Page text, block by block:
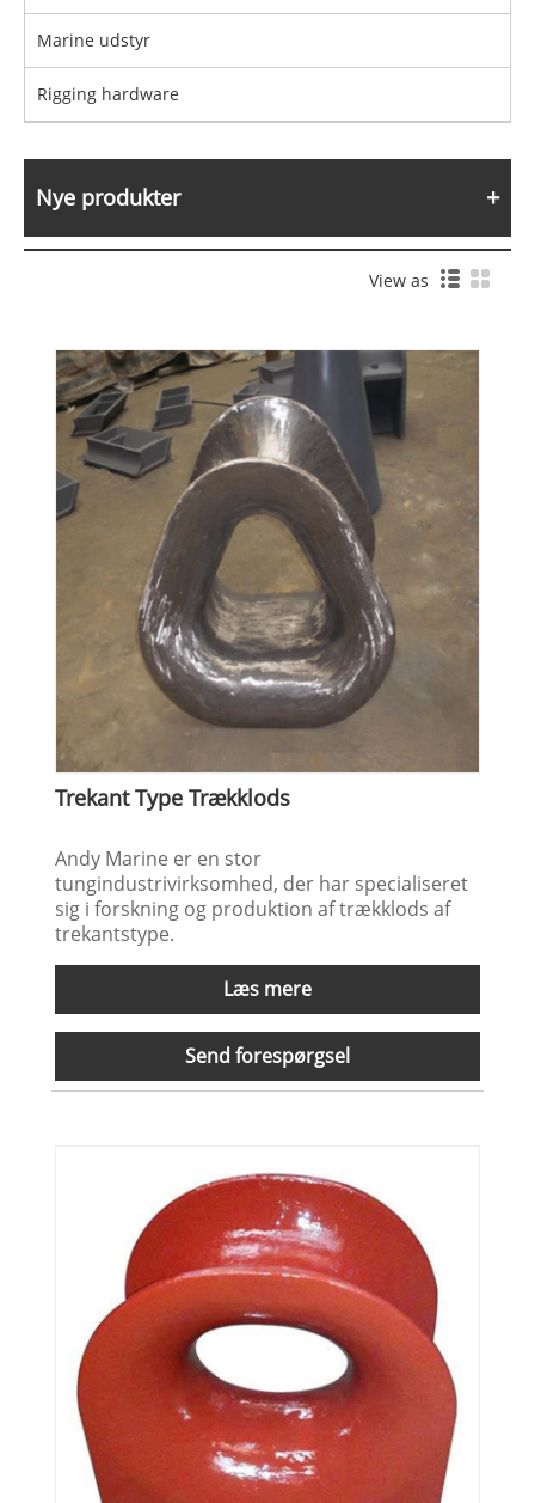
Marine udstyr
Rigging hardware
Nye produkter
View as
Trekant Type Trækklods
Andy Marine er en stor
tungindustrivirksomhed, der har specialiseret
sig i forskning og produktion af trækklods af
trekantstype.
Læs mere
Send forespørgsel